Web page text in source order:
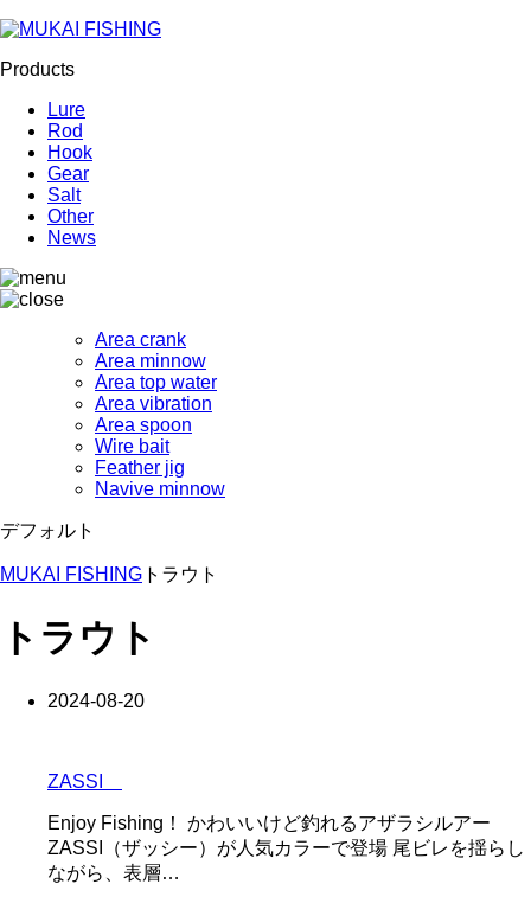
Products
Lure
Rod
Hook
Gear
Salt
Other
News
Area crank
Area minnow
Area top water
Area vibration
Area spoon
Wire bait
Feather jig
Navive minnow
デフォルト
MUKAI FISHING トラウト
トラウト
2024-08-20
ZASSI
Enjoy Fishing！ かわいいけど釣れるアザラシルアー
ZASSI（ザッシー）が人気カラーで登場 尾ビレを揺らし
ながら、表層…